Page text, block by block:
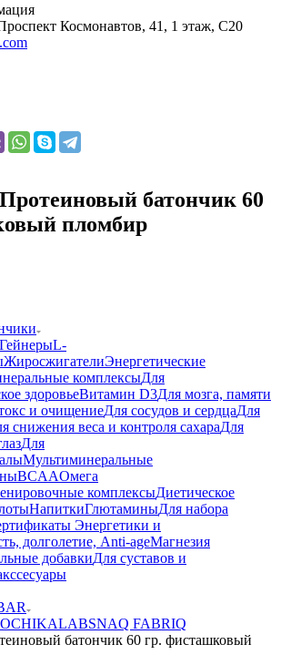
Космонавтов, 41, 1 этаж, С20
батончик 60
пломбир
ГейнерыL-
ЖиросжигателиЭнергетические
комплексыДля
здоровьеВитамин D3Для мозга, памяти
и очищениеДля сосудов и сердцаДля
снижения веса и контроля сахараДля
Для
Мультиминеральные
BCAAОмега
комплексыДиетическое
НапиткиГлютаминыДля набора
Энергетики и
долголетие, Anti-ageМагнезия
добавкиДля суставов и
CHIKALABSNAQ FABRIQ
батончик 60 гр. фисташковый